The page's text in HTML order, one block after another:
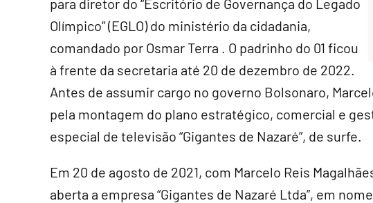
para diretor do “Escritório de Governança do Legado
Olímpico” (EGLO) do ministério da cidadania,
comandado por Osmar Terra . O padrinho do 01 ficou
à frente da secretaria até 20 de dezembro de 2022.
Antes de assumir cargo no governo Bolsonaro,
pela montagem do plano estratégico, comercial e
especial de televisão “Gigantes de Nazaré”, de surfe.
Em 20 de agosto de 2021, com Marcelo Reis
aberta a empresa “Gigantes de Nazaré Ltda”, em